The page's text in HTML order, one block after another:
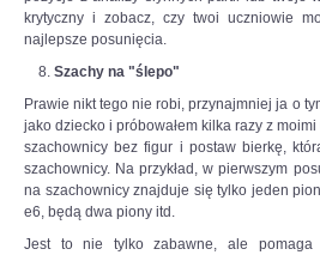
ciekawy-
boj-
c,nId,5769580?
fbclid=IwAR3-
EpAj8Loyw1RAtFnOdtJ8JCBaeus-
krytyczny i zobacz, czy twoi uczniowie
najlepsze posunięcia.
Szachy na "ślepo"
Prawie nikt tego nie robi, przynajmniej ja o
jako dziecko i próbowałem kilka razy z
szachownicy bez figur i postaw bierkę,
szachownicy. Na przykład, w pierwszym
na szachownicy znajduje się tylko jeden
e6, będą dwa piony itd.
Jest to nie tylko zabawne, ale pomaga